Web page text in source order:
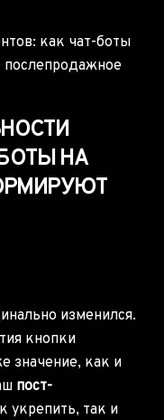
НА
изменился.
кнопки
значение, как и
пост-
укрепить, так и